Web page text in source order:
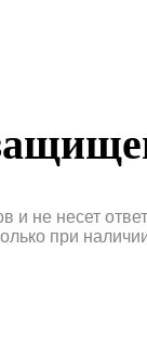
и не несет
при